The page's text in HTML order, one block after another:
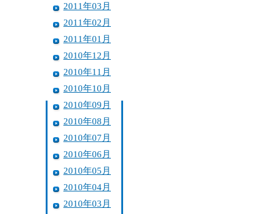
2011年03月
2011年02月
2011年01月
2010年12月
2010年11月
2010年10月
2010年09月
2010年08月
2010年07月
2010年06月
2010年05月
2010年04月
2010年03月